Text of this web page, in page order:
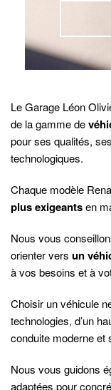
Le Garage Léon
de la gamme de
pour ses qualités,
technologiques.
Chaque modèle
plus exigeantsen
Nous vous
orienter vers un
à vos besoins et à
Choisir un véhicule
technologies, d’un
conduite moderne et
Nous vous guidons
adaptées pour